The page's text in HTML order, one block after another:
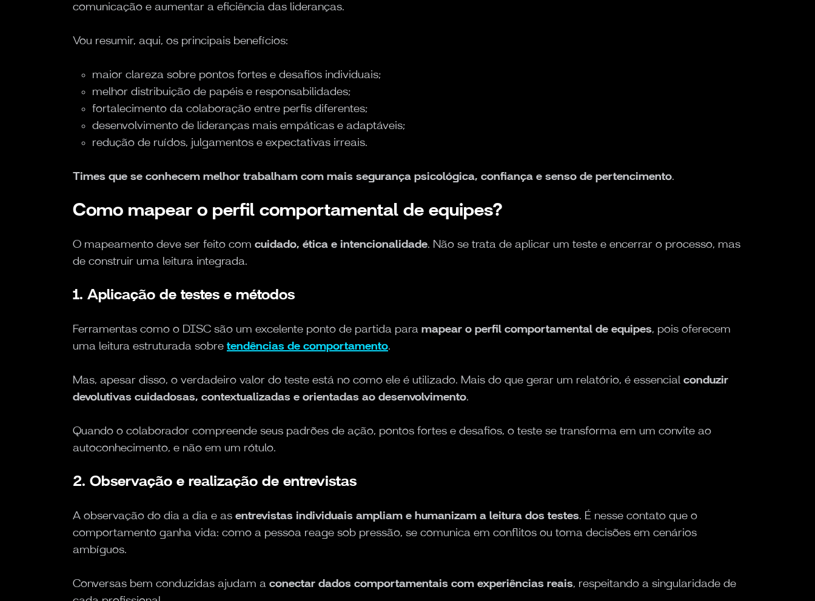
comunicação e aumentar a eficiência das lideranças.
Vou resumir, aqui, os principais benefícios:
maior clareza sobre pontos fortes e desafios individuais;
melhor distribuição de papéis e responsabilidades;
fortalecimento da colaboração entre perfis diferentes;
desenvolvimento de lideranças mais empáticas e adaptáveis;
redução de ruídos, julgamentos e expectativas irreais.
Times que se conhecem melhor trabalham com mais segurança psicológica, confiança e senso de pertencimento.
Como mapear o perfil comportamental de equipes?
O mapeamento deve ser feito com cuidado, ética e intencionalidade. Não se trata de aplicar um teste e encerrar o processo, mas
de construir uma leitura integrada.
1. Aplicação de testes e métodos
Ferramentas como o DISC são um excelente ponto de partida para mapear o perfil comportamental de equipes, pois oferecem
uma leitura estruturada sobre tendências de comportamento.
Mas, apesar disso, o verdadeiro valor do teste está no como ele é utilizado. Mais do que gerar um relatório, é essencial conduzir
devolutivas cuidadosas, contextualizadas e orientadas ao desenvolvimento.
Quando o colaborador compreende seus padrões de ação, pontos fortes e desafios, o teste se transforma em um convite ao
autoconhecimento, e não em um rótulo.
2. Observação e realização de entrevistas
A observação do dia a dia e as entrevistas individuais ampliam e humanizam a leitura dos testes. É nesse contato que o
comportamento ganha vida: como a pessoa reage sob pressão, se comunica em conflitos ou toma decisões em cenários
ambíguos.
Conversas bem conduzidas ajudam a conectar dados comportamentais com experiências reais, respeitando a singularidade de